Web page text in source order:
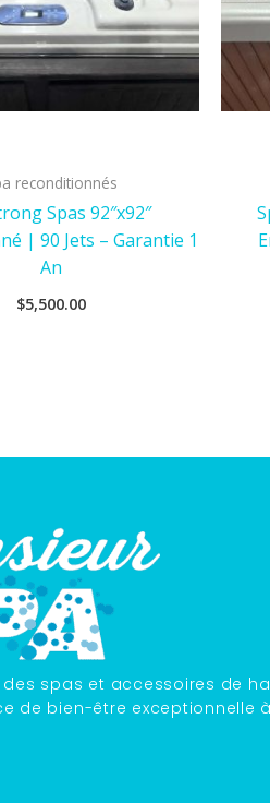
reconditionnés
Spas 92″x92″
| 90 Jets – Garantie 1
An
$5,500.00
des spas et accessoires de
de bien-être exceptionnelle